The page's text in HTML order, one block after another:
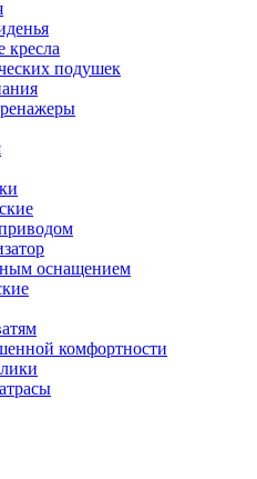
кресла
подушек
оснащением
комфортности